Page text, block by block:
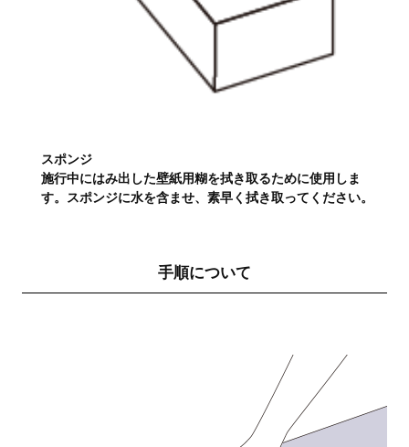
スポンジ
施行中にはみ出した壁紙用糊を拭き取るために使用しま
す。スポンジに水を含ませ、素早く拭き取ってください。
手順について